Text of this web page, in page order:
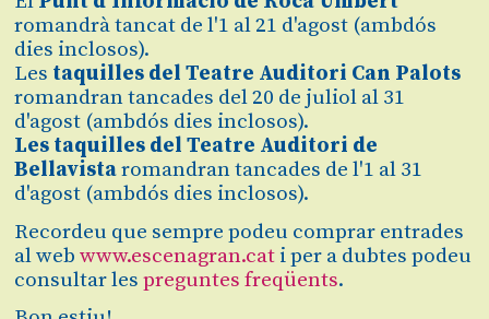
Ens trobem davant d’un text de teatre formal
deMouawadiBenoït
la tragèdia i el drama. És un trasbals total on les emocions
són a flor de pell.Mouawadnarra com ningú la intensitat
del moment i ens fa viure la tragèdia grega d’una forma
diferent, ens la fa redescobrir amb uns ulls absolutament
contemporanis.
El tema central d’Assedegats es desenvolupa al voltant d’un
bellesa. Què passa quan la gent jove es pregunta per la
bellesa del món que l’envolta? Què passa quan la gent jove
no troba la bellesa enlloc i no sap explicar-la?
Assedegats és una set absoluta. Unes ganes de viure, de
romandrà tancat de l'1 al 21 d'agost (ambdós
dies inclosos).
Les taquilles del Teatre Auditori Can Palots
romandran tancades del 20 de juliol al 31
d'agost (ambdós dies inclosos).
Les taquilles del Teatre Auditori de
Bellavistaromandran tancades de l'1 al 31
d'agost (ambdós dies inclosos).
Recordeu que sempre podeu comprar entrades
al web www.escenagran.cati per a dubtes podeu
consultar les preguntes freqüents.